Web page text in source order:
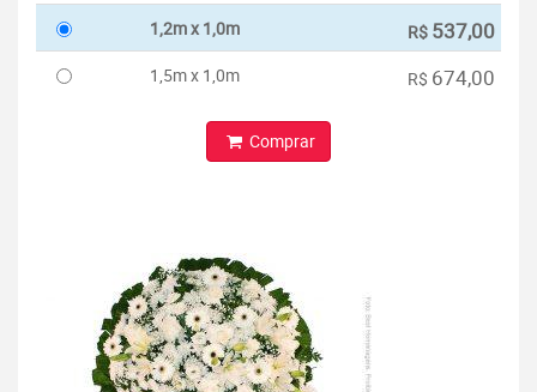
1,2m x 1,0m R$ 537,00
1,5m x 1,0m R$ 674,00
Comprar